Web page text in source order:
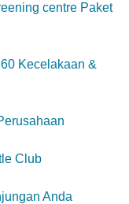
centre Paket
Kecelakaan &
Club
Anda